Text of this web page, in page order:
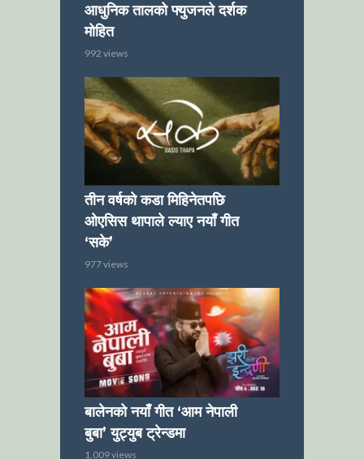
आधुनिक तालको फ्युजनले दर्शक
मोहित
992 views
तीन वर्षको कडा मिहिनेतपछि
ओएसिस थापाले ल्याए नयाँ गीत
‘सके’
977 views
बालेनको नयाँ गीत ‘आम नेपाली
बुबा’ युट्युब ट्रेन्डमा
1,009 views